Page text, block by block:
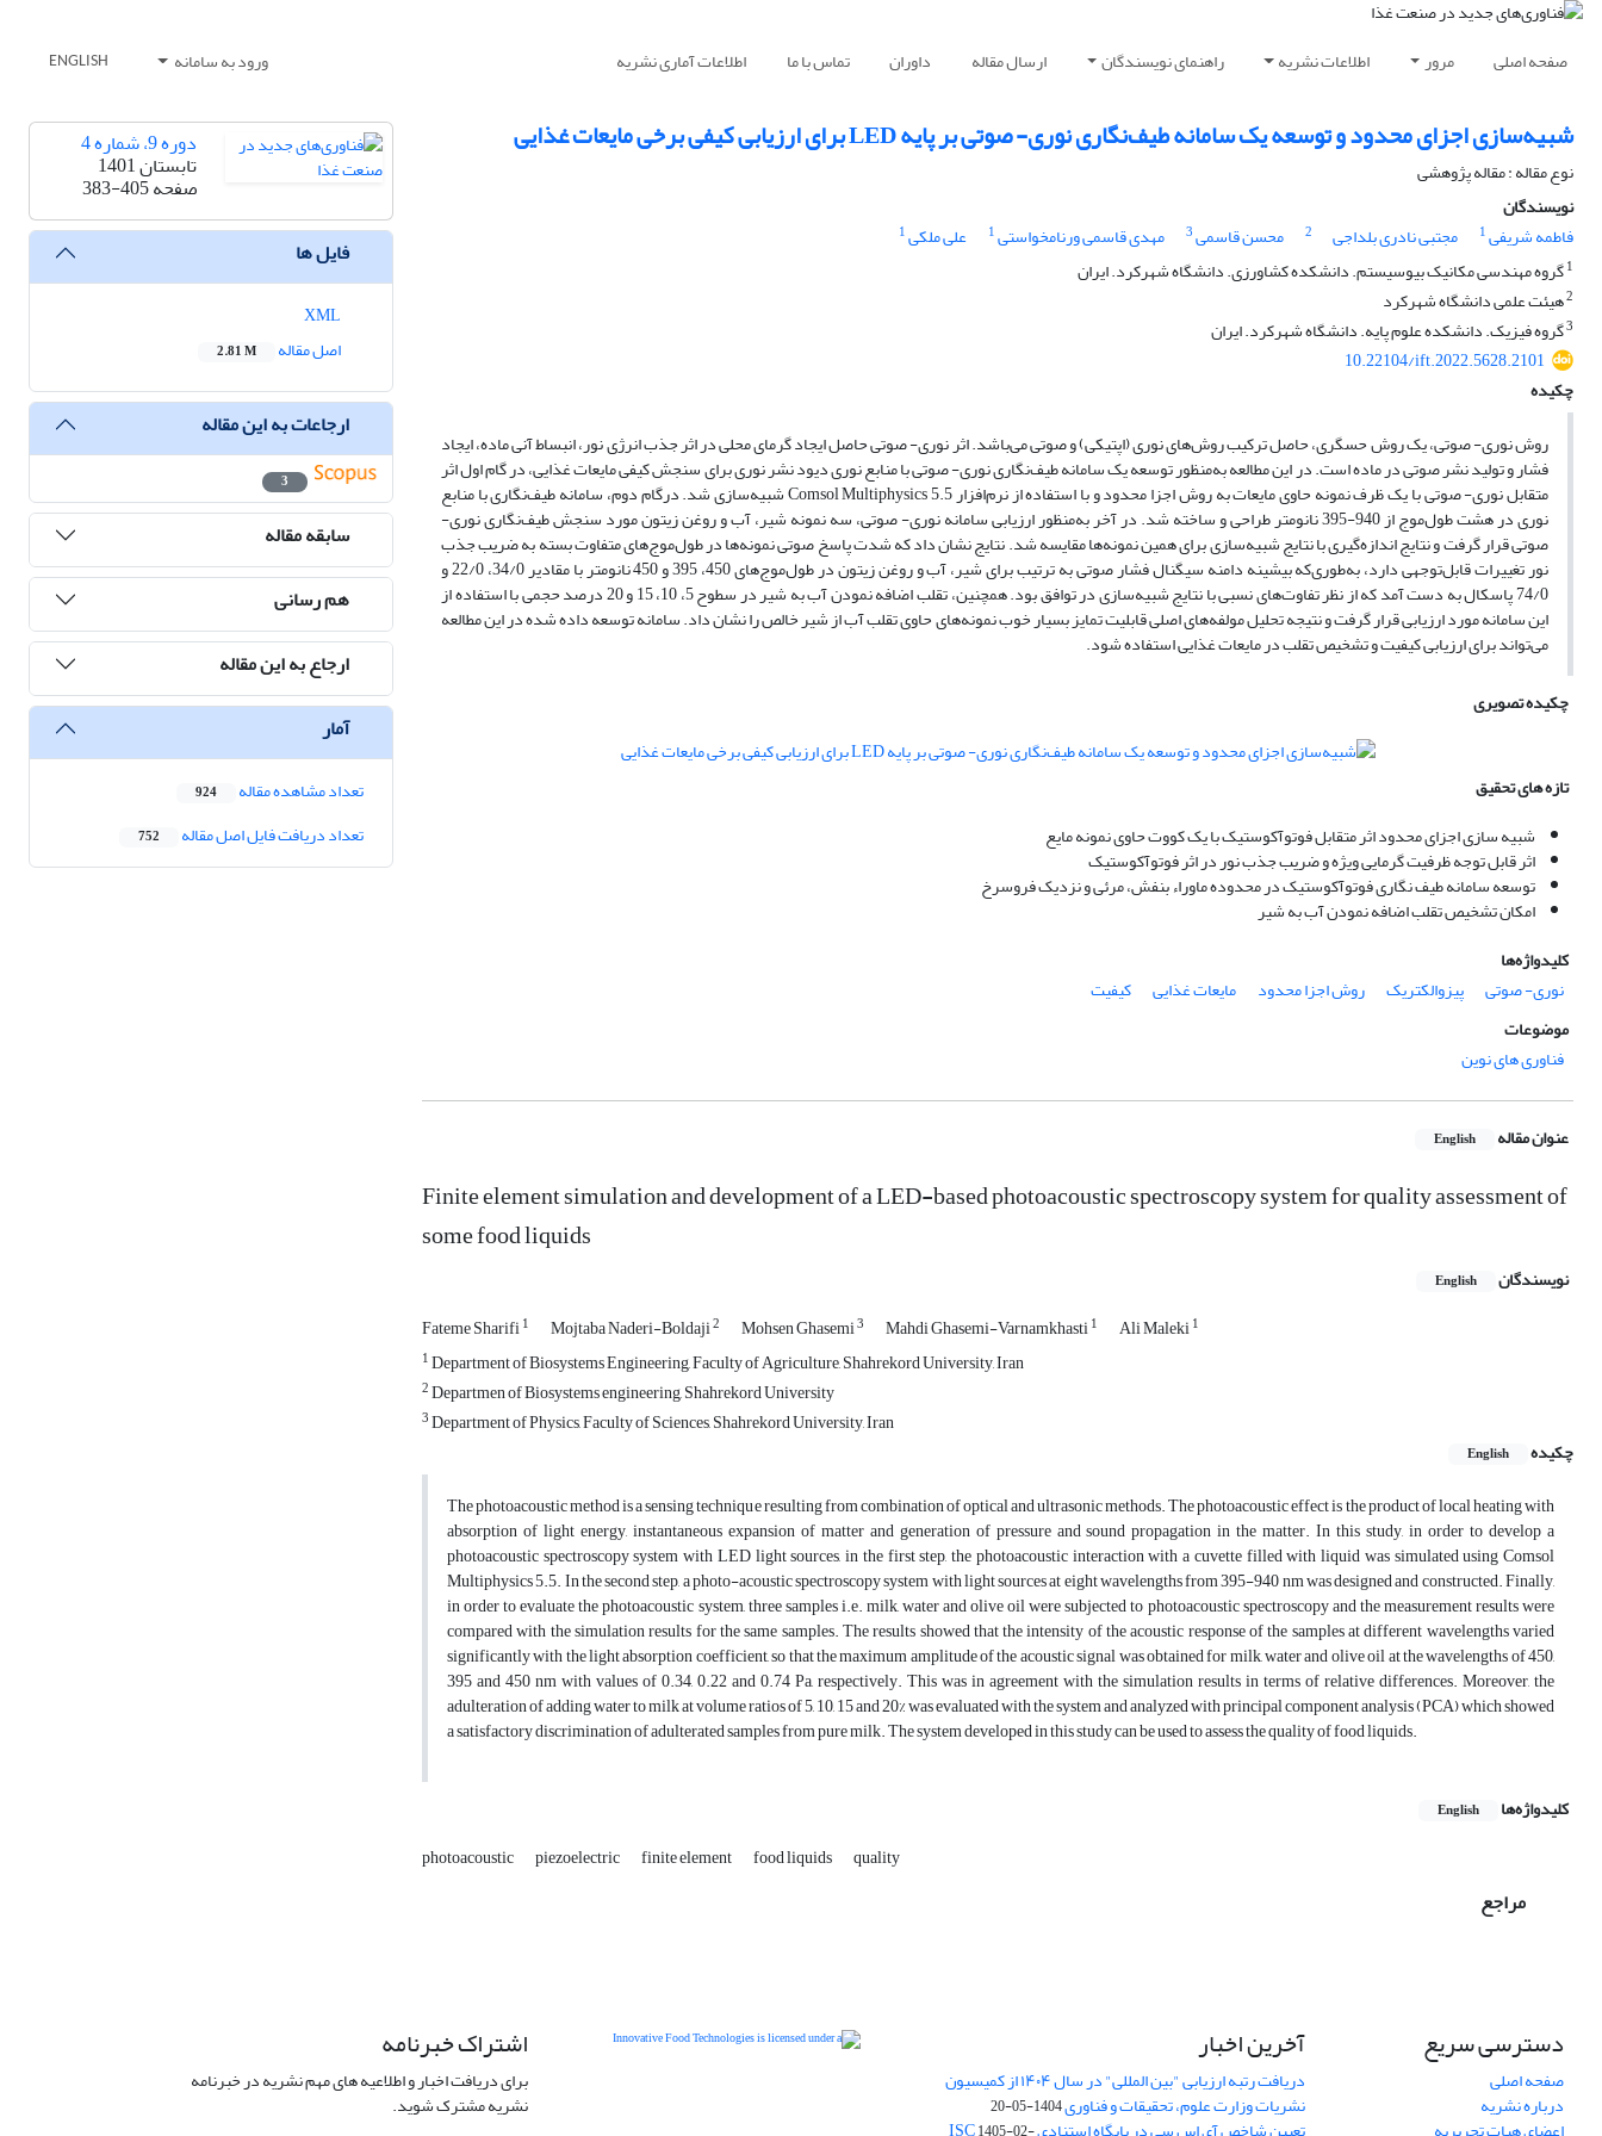
صفحه اصلی مرور اطلاعات نشریه راهنمای نویسندگان ارسال مقاله داوران تماس با ما اطلاعات آماری نشریه ورود به سامانه ENGLISH
شبیه‌سازی اجزای محدود و توسعه یک سامانه طیف‌نگاری نوری- صوتی بر پایه LED برای ارزیابی کیفی برخی مایعات غذایی
نوع مقاله : مقاله پژوهشی
نویسندگان
فاطمه شریفی1 مجتبی نادری بلداجی 2 محسن قاسمی3 مهدی قاسمی ورنامخواستی1 علی ملکی1
1گروه مهندسی مکانیک بیوسیستم. دانشکده کشاورزی. دانشگاه شهرکرد. ایران
2هیئت علمی دانشگاه شهرکرد
3گروه فیزیک. دانشکده علوم پایه. دانشگاه شهرکرد. ایران
10.22104/ift.2022.5628.2101
چکیده
روش نوری- صوتی، یک روش حسگری، حاصل ترکیب روش‌های نوری (اپتیکی) و صوتی می‌باشد. اثر نوری- صوتی حاصل ایجاد گرمای محلی در اثر جذب انرژی نور، انبساط آنی ماده، ایجاد
فشار و تولید نشر صوتی در ماده است. در این مطالعه به‌منظور توسعه یک سامانه طیف‌نگاری نوری- صوتی با منابع نوری دیود نشر نوری برای سنجش کیفی مایعات غذایی، در گام اول اثر
متقابل نوری- صوتی با یک ظرف نمونه حاوی مایعات به روش اجزا محدود و با استفاده از نرم‌افزار Comsol Multiphysics 5.5 شبیه‌سازی شد. درگام دوم، سامانه طیف‌نگاری با منابع
نوری در هشت طول‌موج از 940-395 نانو‌متر طراحی و ساخته شد. در آخر به‌منظور ارزیابی سامانه نوری- صوتی، سه نمونه شیر، آب و روغن ‌زیتون مورد سنجش طیف‌نگاری نوری-
صوتی قرار گرفت و نتایج اندازه‌گیری با نتایج شبیه‌سازی برای همین نمونه‌ها مقایسه شد. نتایج نشان داد که شدت پاسخ صوتی نمونه‌ها در طول‌موج‌های متفاوت بسته به ضریب جذب
نور تغییرات قابل‌توجهی دارد، به‌طوری‌که بیشینه دامنه سیگنال فشار صوتی به ترتیب برای شیر، آب و روغن ‌زیتون در طول‌موج‌های 450، 395 و 450 نانومتر با مقادیر 34/0، 22/0 و
74/0 پاسکال به دست آمد که از نظر تفاوت‌های نسبی با نتایج شبیه‌سازی در توافق بود. همچنین، تقلب اضافه نمودن آب به شیر در سطوح 5، 10، 15 و 20 درصد حجمی با استفاده از
این سامانه مورد ارزیابی قرار گرفت و نتیجه تحلیل مولفه‌های اصلی قابلیت تمایز بسیار خوب نمونه‌های حاوی تقلب آب از شیر خالص را نشان داد. سامانه توسعه داده شده در این مطالعه
می‌تواند برای ارزیابی کیفیت و تشخیص تقلب در مایعات غذایی استفاده شود.
چکیده تصویری
تازه های تحقیق
شبیه سازی اجزای محدود اثر متقابل فوتوآکوستیک با یک کووت حاوی نمونه مایع
اثر قابل توجه ظرفیت گرمایی ویژه و ضریب جذب نور در اثر فوتوآکوستیک
توسعه سامانه طیف نگاری فوتوآکوستیک در محدوده ماوراء بنفش، مرئی و نزدیک فروسرخ
امکان تشخیص تقلب اضافه نمودن آب به شیر
کلیدواژه‌ها
نوری- صوتی
پیزوالکتریک روش اجزا محدود مایعات غذایی
کیفیت
موضوعات
فناوری های نوین
عنوان مقاله English
Finite element simulation and development of a LED-based photoacoustic spectroscopy system for quality assessment of
some food liquids
نویسندگان English
Fateme Sharifi1 Mojtaba Naderi-Boldaji2 Mohsen Ghasemi3 Mahdi Ghasemi-Varnamkhasti1 Ali Maleki1
1Department of Biosystems Engineering, Faculty of Agriculture, Shahrekord University, Iran
2Departmen of Biosystems engineering, Shahrekord University
3Department of Physics, Faculty of Sciences, Shahrekord University, Iran
چکیده
English
The photoacoustic method is a sensing technique resulting from combination of optical and ultrasonic methods. The photoacoustic effect is the product of local heating with
absorption of light energy, instantaneous expansion of matter and generation of pressure and sound propagation in the matter. In this study, in order to develop a
photoacoustic spectroscopy system with LED light sources, in the first step, the photoacoustic interaction with a cuvette filled with liquid was simulated using Comsol
Multiphysics 5.5. In the second step, a photo-acoustic spectroscopy system with light sources at eight wavelengths from 395-940 nm was designed and constructed. Finally,
in order to evaluate the photoacoustic system, three samples i.e. milk, water and olive oil were subjected to photoacoustic spectroscopy and the measurement results were
compared with the simulation results for the same samples. The results showed that the intensity of the acoustic response of the samples at different wavelengths varied
significantly with the light absorption coefficient, so that the maximum amplitude of the acoustic signal was obtained for milk, water and olive oil at the wavelengths of 450,
395 and 450 nm with values of 0.34, 0.22 and 0.74 Pa, respectively. This was in agreement with the simulation results in terms of relative differences. Moreover, the
adulteration of adding water to milk at volume ratios of 5, 10, 15 and 20% was evaluated with the system and analyzed with principal component analysis (PCA) which showed
a satisfactory discrimination of adulterated samples from pure milk. The system developed in this study can be used to assess the quality of food liquids.
کلیدواژه‌ها English
photoacoustic piezoelectric finite element food liquids quality
مراجع
دوره 9، شماره 4
تابستان 1401
صفحه383-405
فایل ها
اصل مقاله
2.81 M
ارجاعات به این مقاله
3
سابقه مقاله
هم رسانی
ارجاع به این مقاله
آمار
تعداد مشاهده مقاله 924
تعداد دریافت فایل اصل مقاله 752
دسترسی سریع
صفحه اصلی
درباره نشریه
آخرین اخبار
دریافت رتبه ارزیابی "بین المللی" در سال ۱۴۰۴ از کمیسیون
نشریات وزارت علوم، تحقیقات و فناوری1404-05-20
اشتراک خبرنامه
برای دریافت اخبار و اطلاعیه های مهم نشریه در خبرنامه
نشریه مشترک شوید.